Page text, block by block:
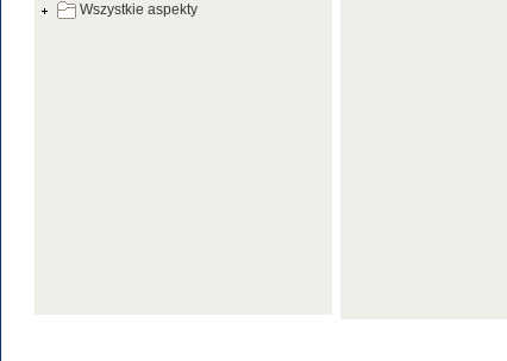
Wszystkie aspekty